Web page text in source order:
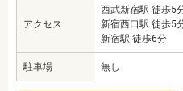
アクセス
西武新宿駅 徒歩5
新宿西口駅 徒歩5
新宿駅 徒歩6分
駐車場 無し